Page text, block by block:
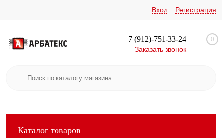
Вход Регистрация
+7 (912)-751-33-24
Заказать звонок
0
Каталог товаров